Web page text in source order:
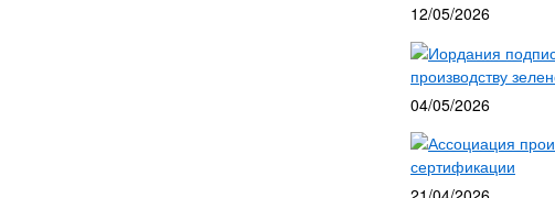
12/05/2026
Иордания
производству
04/05/2026
Ассоциация
сертификации